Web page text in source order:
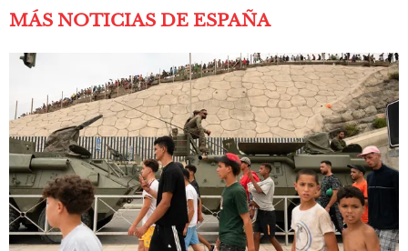
MÁS NOTICIAS DE ESPAÑA